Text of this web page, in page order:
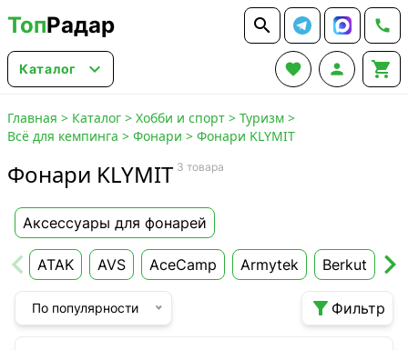
ТопРадар  
Каталог    
Главная > Каталог > Хобби и спорт > Туризм >
Всё для кемпинга > Фонари > Фонари KLYMIT
Фонари KLYMIT 3 товара
Аксессуары для фонарей
ATAK AVS AceCamp Armytek Berkut
По популярности  Фильтр